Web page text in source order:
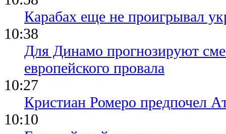
Карабах еще не проигрывал
10:38
Для Динамо прогнозируют
европейского провала
10:27
Кристиан Ромеро предпочел
10:10